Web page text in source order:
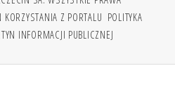
KORZYSTANIA Z PORTALU POLITYKA
INFORMACJI PUBLICZNEJ